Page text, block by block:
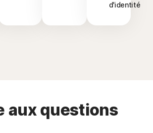
d'identité
aux questions